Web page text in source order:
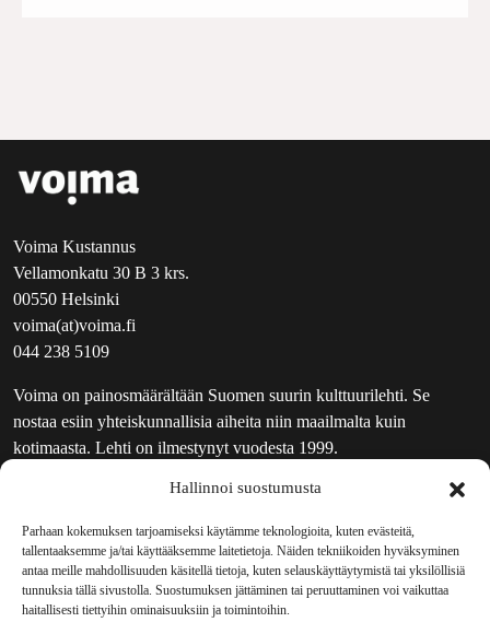
Hallinnoi suostumusta
Parhaan kokemuksen tarjoamiseksi käytämme teknologioita, kuten evästeitä,
tallentaaksemme ja/tai käyttääksemme laitetietoja. Näiden tekniikoiden hyväksyminen
antaa meille mahdollisuuden käsitellä tietoja, kuten selauskäyttäytymistä tai yksilöllisiä
tunnuksia tällä sivustolla. Suostumuksen jättäminen tai peruuttaminen voi vaikuttaa
haitallisesti tiettyihin ominaisuuksiin ja toimintoihin.
Voima Kustannus
Vellamonkatu 30 B 3 krs.
00550 Helsinki
voima(at)voima.fi
044 238 5109
Voima on painosmäärältään Suomen suurin kulttuurilehti. Se
nostaa esiin yhteiskunnallisia aiheita niin maailmalta kuin
kotimaasta. Lehti on ilmestynyt vuodesta 1999.
UUTISKIRJE
MAINOSTAJILLE
VASTAMAINOKSET
JAKELUPAIKAT